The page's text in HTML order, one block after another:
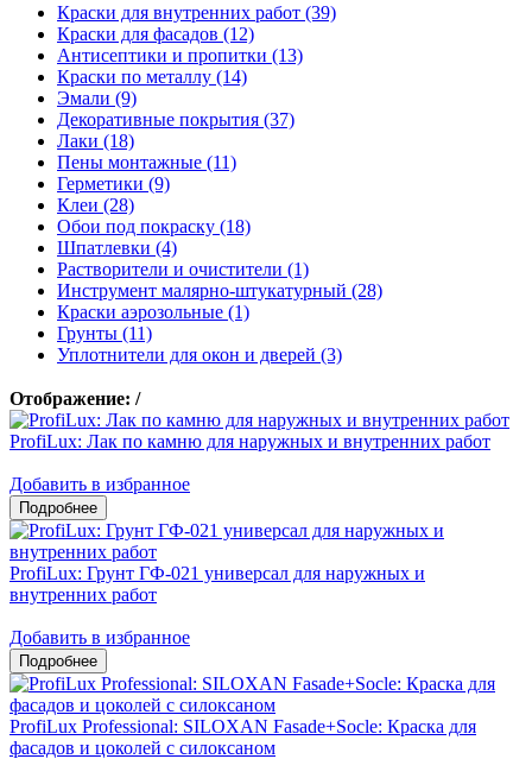
Краски для внутренних работ (39)
Краски для фасадов (12)
Антисептики и пропитки (13)
Краски по металлу (14)
Эмали (9)
Декоративные покрытия (37)
Лаки (18)
Пены монтажные (11)
Герметики (9)
Клеи (28)
Обои под покраску (18)
Шпатлевки (4)
Растворители и очистители (1)
Инструмент малярно-штукатурный (28)
Краски аэрозольные (1)
Грунты (11)
Уплотнители для окон и дверей (3)
Отображение: /
ProfiLux: Лак по камню для наружных и внутренних работ
Добавить в избранное
ProfiLux: Грунт ГФ-021 универсал для наружных и
внутренних работ
Добавить в избранное
ProfiLux Professional: SILOXAN Fasade+Socle: Краска для
фасадов и цоколей c силоксаном